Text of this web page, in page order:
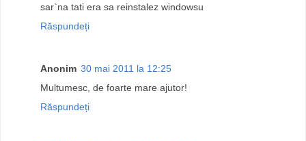
sar`na tati era sa reinstalez windowsu
Răspundeți
Anonim 30 mai 2011 la 12:25
Multumesc, de foarte mare ajutor!
Răspundeți